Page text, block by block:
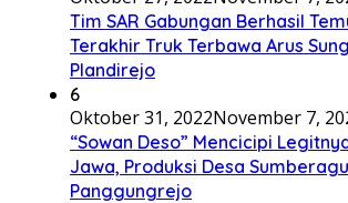
Tim SAR Gabungan Berhasil
Terakhir Truk Terbawa Arus
Plandirejo
6
Oktober 31, 2022November 7,
“Sowan Deso” Mencicipi
Jawa, Produksi Desa
Panggungrejo